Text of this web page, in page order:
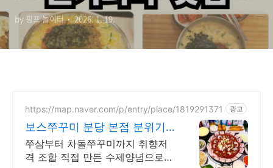
by 핑프 놀이터 2026. 1. 19.
https://map.naver.com/p/entry/place/1819291371 광고
보스쭈꾸미 분당 본점 분위기
좋은 야장맛집
쭈삼부터 차돌쭈꾸미까지 취향저
격 조합 직접 만든 수제양념으로